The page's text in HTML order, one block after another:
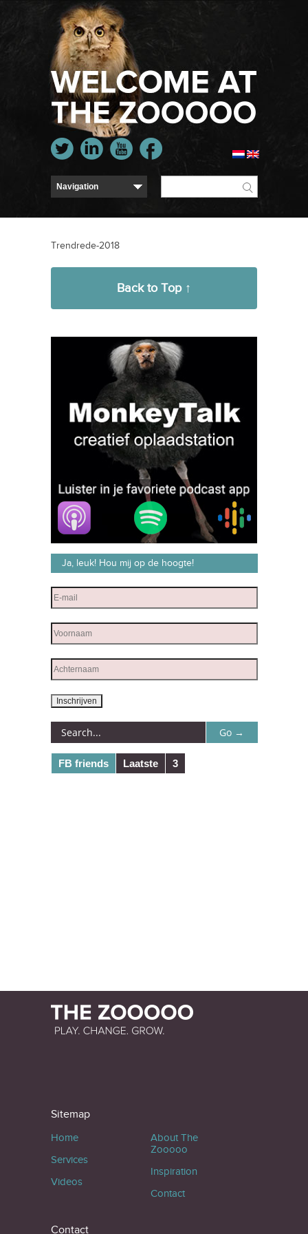
Trendrede-2018
Back to Top ↑
Ja, leuk! Hou mij op de hoogte!
FB friends Laatste 3
Sitemap
Home
Services
Videos
About The
Zooooo
Inspiration
Contact
Contact